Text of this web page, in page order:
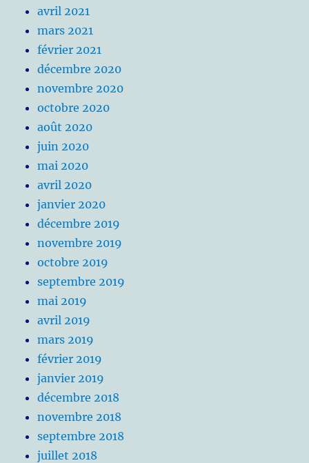
avril 2021
mars 2021
février 2021
décembre 2020
novembre 2020
octobre 2020
août 2020
juin 2020
mai 2020
avril 2020
janvier 2020
décembre 2019
novembre 2019
octobre 2019
septembre 2019
mai 2019
avril 2019
mars 2019
février 2019
janvier 2019
décembre 2018
novembre 2018
septembre 2018
juillet 2018